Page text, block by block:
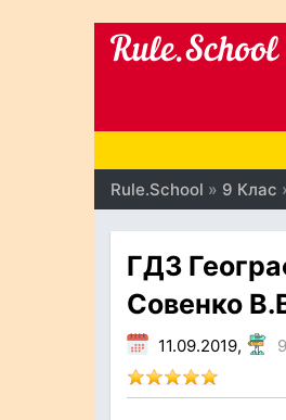
Rule.School » 9 Клас
ГДЗ
Совенко
11.09.2019,